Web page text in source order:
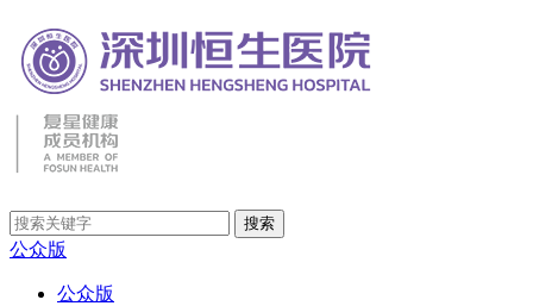
公众版
公众版